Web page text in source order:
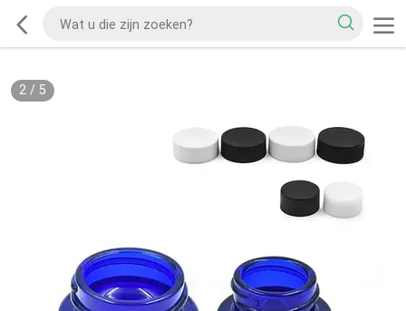
2/ 5